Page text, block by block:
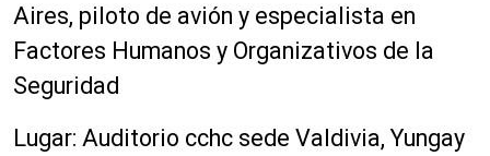
Aires, piloto de avión y especialista en
Factores Humanos y Organizativos de la
Seguridad
Lugar: Auditorio cchc sede Valdivia, Yungay